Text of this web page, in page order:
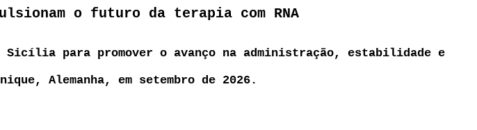
o futuro da terapia com RNA
Sicília para promover o avanço na administração, estabilidade e
Alemanha, em setembro de 2026.